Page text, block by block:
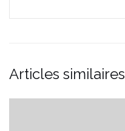
Articles similaires